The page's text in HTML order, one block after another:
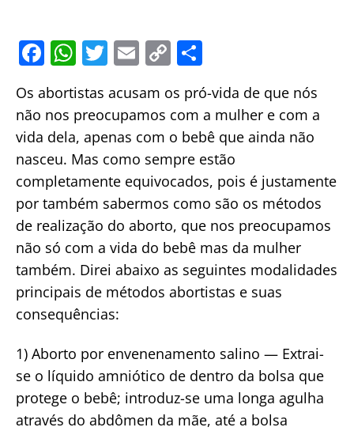
F
a
c
e
b
o
o
k
W
h
at
s
A
p
p
T
w
itt
er
E
m
ai
l
C
o
p
y
Li
n
k
ar
e
Os abortistas acusam os pró-vida de que nós
não nos preocupamos com a mulher e com a
vida dela, apenas com o bebê que ainda não
nasceu. Mas como sempre estão
completamente equivocados, pois é justamente
por também sabermos como são os métodos
de realização do aborto, que nos preocupamos
não só com a vida do bebê mas da mulher
também. Direi abaixo as seguintes modalidades
principais de métodos abortistas e suas
consequências:
1) Aborto por envenenamento salino — Extrai-
se o líquido amniótico de dentro da bolsa que
protege o bebê; introduz-se uma longa agulha
através do abdômen da mãe, até a bolsa